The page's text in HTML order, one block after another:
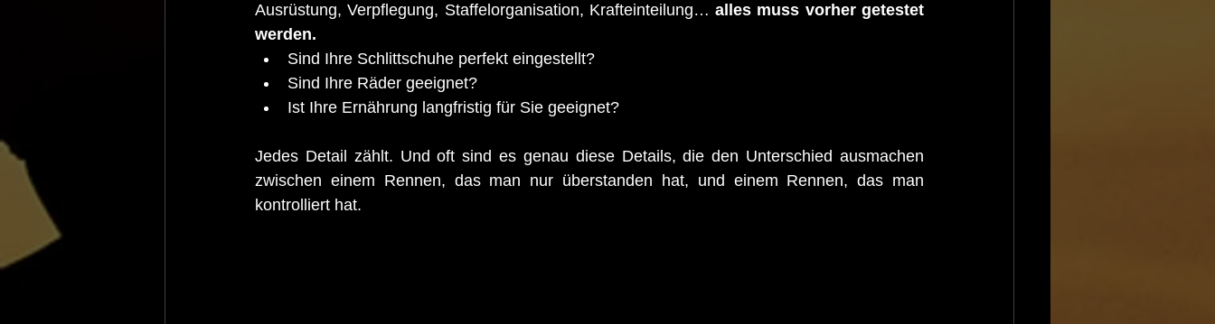
Ausrüstung, Verpflegung, Staffelorganisation, Krafteinteilung… alles muss vorher getestet
werden.
Sind Ihre Schlittschuhe perfekt eingestellt?
Sind Ihre Räder geeignet?
Ist Ihre Ernährung langfristig für Sie geeignet?
Jedes Detail zählt. Und oft sind es genau diese Details, die den Unterschied ausmachen
zwischen einem Rennen, das man nur überstanden hat, und einem Rennen, das man
kontrolliert hat.